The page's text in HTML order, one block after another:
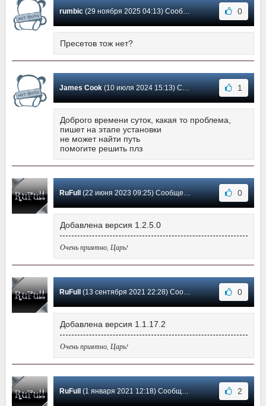
rumbic(29 ноября 2025 04:13) Сообщение #5 0
Пресетов тож нет?
James Cook(10 июля 2024 15:13) Сообщение #4 1
Доброго времени суток, какая то проблема,
пишет на этапе установки
не может найти путь
помогите решить плз
RuFull(22 июня 2023 09:25) Сообщение #3 0
Добавлена версия 1.2.5.0
Очень приятно, Царь!
RuFull(13 сентября 2021 22:28) Сообщение #2 0
Добавлена версия 1.1.17.2
Очень приятно, Царь!
RuFull(1 января 2021 12:18) Сообщение #1 2